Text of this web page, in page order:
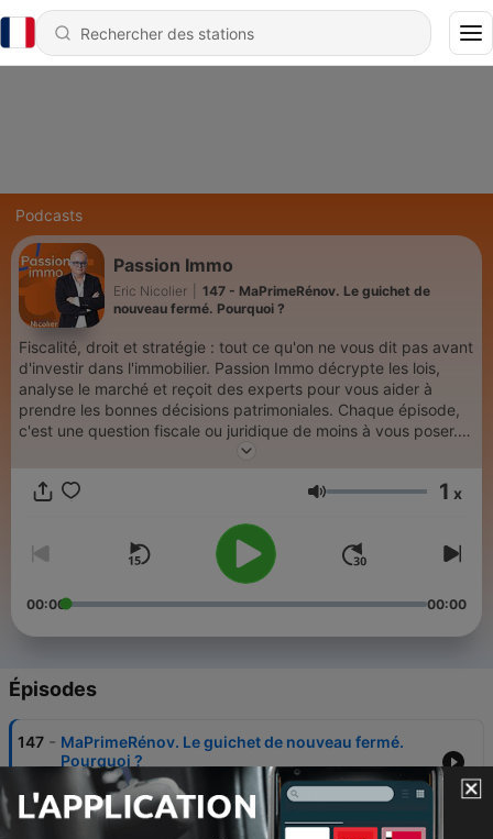
Podcasts
Passion Immo
Eric Nicolier
147 - MaPrimeRénov. Le guichet de
nouveau fermé. Pourquoi ?
Fiscalité, droit et stratégie : tout ce qu'on ne vous dit pas avant
d'investir dans l'immobilier. Passion Immo décrypte les lois,
analyse le marché et reçoit des experts pour vous aider à
prendre les bonnes décisions patrimoniales. Chaque épisode,
c'est une question fiscale ou juridique de moins à vous poser.
Nous retrouver sur le site de Passion Immo
ausha.co/fr/politique-de-confidentialite pour plus
Volume 1 x
00:00 00:00
Épisodes
147 - MaPrimeRénov. Le guichet de nouveau fermé.
Pourquoi ?
06 août 2026
Le DPE va encore changer : la réforme de trop ?